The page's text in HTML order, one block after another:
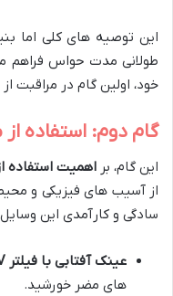
این توصیه های کلی اما
طولانی مدت حواس فراهم
خود، اولین گام در مراقبت
گام دوم: استفاده
این گام، بر اهمیت استفاده
از آسیب های فیزیکی و
سادگی و کارآمدی این
عینک آفتابی با فیلتر UV:
های مضر خورشید.